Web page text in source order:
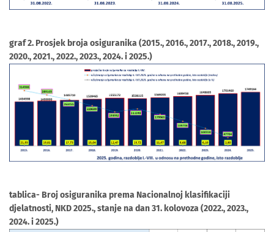
graf 2. Prosjek broja osiguranika (2015., 2016., 2017., 2018., 2019.,
2020., 2021., 2022., 2023., 2024. i 2025.)
tablica- Broj osiguranika prema Nacionalnoj klasifikaciji
djelatnosti, NKD 2025., stanje na dan 31. kolovoza (2022., 2023.,
2024. i 2025.)